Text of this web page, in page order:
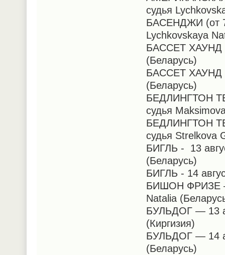
судья
БАСЕНДЖИ (от
Lychkovskaya
БАССЕТ ХАУНД -
(Беларусь)
БАССЕТ ХАУНД -
(Беларусь)
БЕДЛИНГТОН
судья
БЕДЛИНГТОН
судья Strelkova
БИГЛЬ - 13
(Беларусь)
БИГЛЬ - 14
БИШОН ФРИЗЕ —
Natalia
БУЛЬДОГ — 13
(Киргизия)
БУЛЬДОГ — 14
(Беларусь)